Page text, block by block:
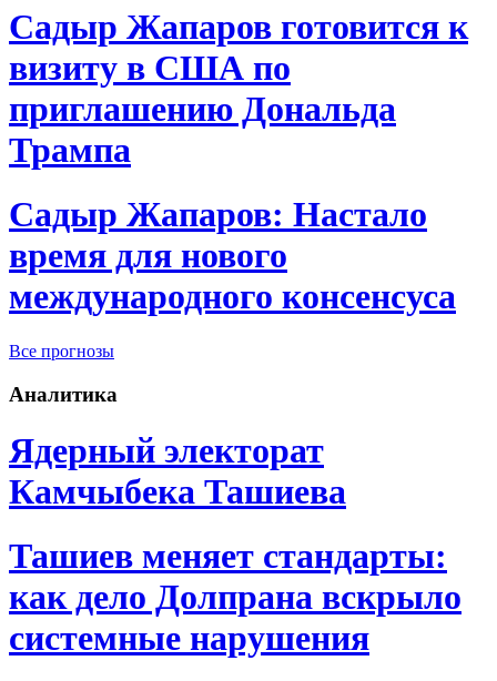
Садыр Жапаров готовится к
визиту в США по
приглашению Дональда
Трампа
Садыр Жапаров: Настало
время для нового
международного консенсуса
Все прогнозы
Аналитика
Ядерный электорат
Камчыбека Ташиева
Ташиев меняет стандарты:
как дело Долпрана вскрыло
системные нарушения